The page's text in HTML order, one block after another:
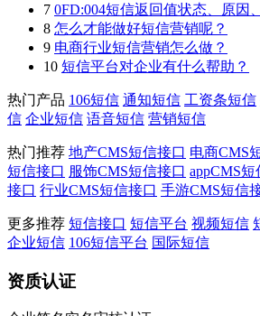
7 0FD:004短信返回值状态、原因
8 怎么才能做好短信营销呢？
9 电商行业短信营销怎么做？
10 短信平台对企业有什么帮助？
热门产品 106短信 通知短信 工资条短信
信 企业短信 语音短信 营销短信
热门推荐 地产CMS短信接口 电商CMS
短信接口 服饰CMS短信接口 appCMS短
接口 行业CMS短信接口 手游CMS短信
更多推荐 短信接口 短信平台 视频短信
企业短信 106短信平台 国际短信
资质认证